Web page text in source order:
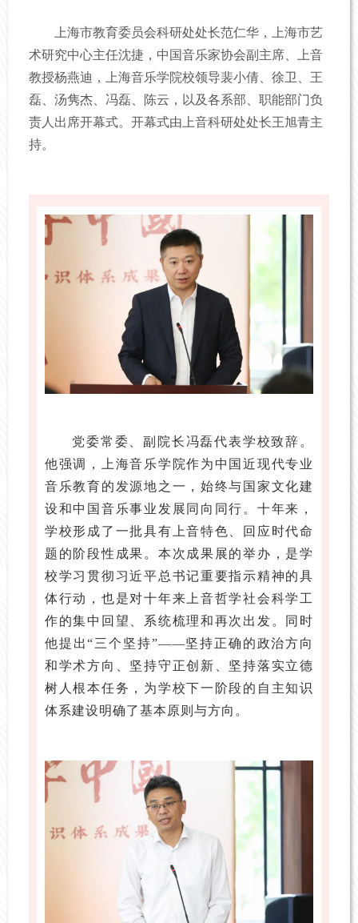
上海市教育委员会科研处处长范仁华，上海市艺
术研究中心主任沈捷，中国音乐家协会副主席、上音
教授杨燕迪，上海音乐学院校领导裴小倩、徐卫、王
磊、汤隽杰、冯磊、陈云，以及各系部、职能部门负
责人出席开幕式。 开幕式由上音科研处处长王旭青主
持。
党委常委、副院长冯磊代表学校致辞。
他强调，上海音乐学院作为中国近现代专业
音乐教育的发源地之一，始终与国家文化建
设和中国音乐事业发展同向同行。十年来，
学校形成了一批具有上音特色、回应时代命
题的阶段性成果。本次成果展的举办，是学
校学习贯彻习近平总书记重要指示精神的具
体行动，也是对十年来上音哲学社会科学工
作的集中回望、系统梳理和再次出发。同时
他提出“三个坚持”——坚持正确的政治方向
和学术方向、坚持守正创新、坚持落实立德
树人根本任务，为学校下一阶段的自主知识
体系建设明确了基本原则与方向。